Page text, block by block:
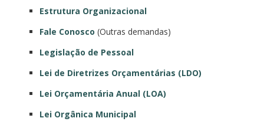
Estrutura Organizacional
Fale Conosco (Outras demandas)
Legislação de Pessoal
Lei de Diretrizes Orçamentárias (LDO)
Lei Orçamentária Anual (LOA)
Lei Orgânica Municipal